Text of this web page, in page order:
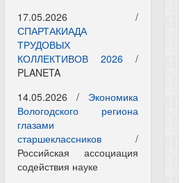
17.05.2026 /
СПАРТАКИАДА
ТРУДОВЫХ
КОЛЛЕКТИВОВ 2026 /
PLANETA
14.05.2026 / Экономика
Вологодского региона
глазами
старшеклассников /
Российская ассоциация
содействия науке